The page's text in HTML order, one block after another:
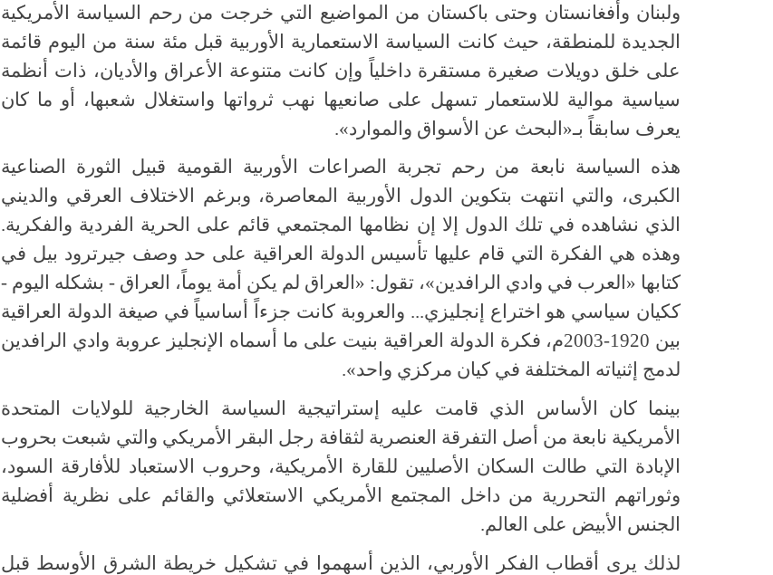
ولبنان وأفغانستان وحتى باكستان من المواضيع التي خرجت من رحم السياسة الأمريكية
الجديدة للمنطقة، حيث كانت السياسة الاستعمارية الأوربية قبل مئة سنة من اليوم قائمة
على خلق دويلات صغيرة مستقرة داخلياً وإن كانت متنوعة الأعراق والأديان، ذات أنظمة
سياسية موالية للاستعمار تسهل على صانعيها نهب ثرواتها واستغلال شعبها، أو ما كان
يعرف سابقاً بـ«البحث عن الأسواق والموارد».
هذه السياسة نابعة من رحم تجربة الصراعات الأوربية القومية قبيل الثورة الصناعية
الكبرى، والتي انتهت بتكوين الدول الأوربية المعاصرة، وبرغم الاختلاف العرقي والديني
الذي نشاهده في تلك الدول إلا إن نظامها المجتمعي قائم على الحرية الفردية والفكرية.
وهذه هي الفكرة التي قام عليها تأسيس الدولة العراقية على حد وصف جيرترود بيل في
كتابها «العرب في وادي الرافدين»، تقول: «العراق لم يكن أمة يوماً، العراق - بشكله اليوم -
ككيان سياسي هو اختراع إنجليزي... والعروبة كانت جزءاً أساسياً في صيغة الدولة العراقية
بين 1920-2003م، فكرة الدولة العراقية بنيت على ما أسماه الإنجليز عروبة وادي الرافدين
لدمج إثنياته المختلفة في كيان مركزي واحد».
بينما كان الأساس الذي قامت عليه إستراتيجية السياسة الخارجية للولايات المتحدة
الأمريكية نابعة من أصل التفرقة العنصرية لثقافة رجل البقر الأمريكي والتي شبعت بحروب
الإبادة التي طالت السكان الأصليين للقارة الأمريكية، وحروب الاستعباد للأفارقة السود،
وثوراتهم التحررية من داخل المجتمع الأمريكي الاستعلائي والقائم على نظرية أفضلية
الجنس الأبيض على العالم.
لذلك يرى أقطاب الفكر الأوربي، الذين أسهموا في تشكيل خريطة الشرق الأوسط قبل